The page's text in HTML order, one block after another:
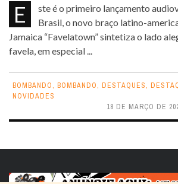
Este é o primeiro lançamento audiovisual do selo Trojan
Brasil, o novo braço latino-
Jamaica “Favelatown” sintetiza o lado
favela, em especial ...
BOMBANDO, BOMBANDO, DESTAQUES,
NOVIDADES
18 DE MARÇO DE